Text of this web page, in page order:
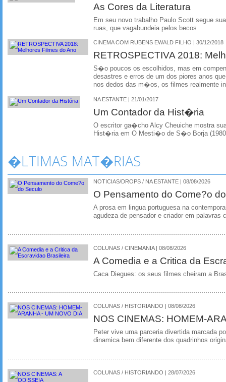
As Cores da Literatura
Em seu novo trabalho Paulo Scott segue
ruas, que vagabundeia pelos becos
CINEMA COM RUBENS EWALD FILHO | 30/12/2018
RETROSPECTIVA 2018:
S�o poucos os escolhidos, mas em
desastres e erros de um dos piores anos
nos dedos das m�os, os filmes realmente
NA ESTANTE | 21/01/2017
Um Contador da Hist�ria
O escritor ga�cho Alcy Cheuiche mostra
Hist�ria em O Mesti�o de S�o Borja
�LTIMAS MAT�RIAS
NOTICIAS/DROPS / NA ESTANTE | 08/08/2026
O Pensamento do Come?o
A prosa em lingua portuguesa na
agudeza de pensador e criador em palavras
COLUNAS / CINEMANIA | 08/08/2026
A Comedia e a Critica da
Caca Diegues: os seus filmes cheiram a
COLUNAS / HISTORIANDO | 08/08/2026
NOS CINEMAS: HOMEM-
Peter vive uma parceria divertida marcada
dinamica bem diferente dos quadrinhos
COLUNAS / HISTORIANDO | 28/07/2026